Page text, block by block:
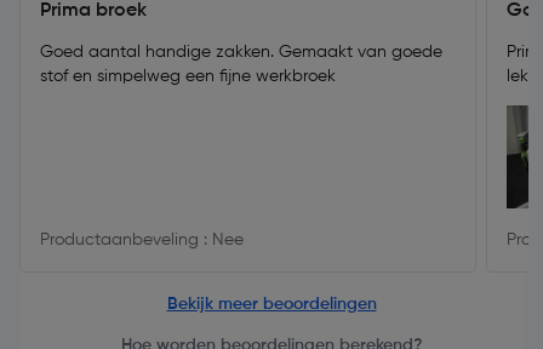
Prima broek
Goed aantal handige zakken. Gemaakt van goede
stof en simpelweg een fijne werkbroek
Productaanbeveling : Nee
Bekijk meer beoordelingen